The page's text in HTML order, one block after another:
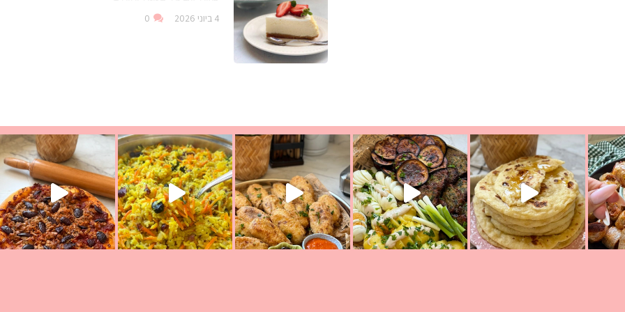
4 ביוני 2026 0
מעול
לאכול משהו אז מה בשבילכם? בפ
פסטל טוניסאי לתשעת הימים, חשבתי מה לחדש לכם ונראה
אורז יצירתי לתשעת הימים ולכבוד שבת קודשלמתכון
פיצה של תשעת הימים ולמה היא נקראת ככה? ההסבר בסרטו